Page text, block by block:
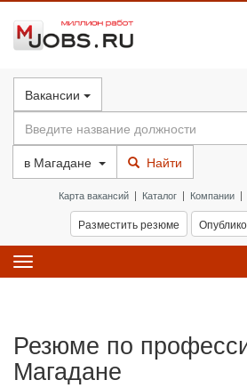
Вакансии
в Магадане Найти
Карта вакансий| Каталог| Компании|
Разместить резюме
Toggle
navigation
Резюме по
Магадане